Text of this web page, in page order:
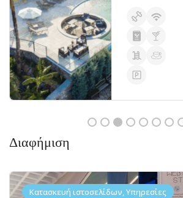
Διαφήμιση
Κατασκευή ιστοσελίδων, Υπηρεσίες